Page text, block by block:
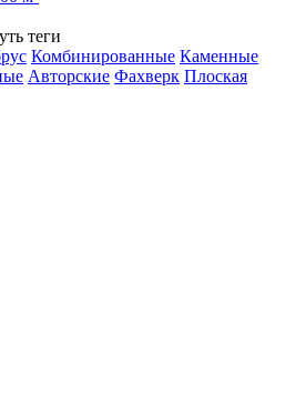
теги
Комбинированные Каменные
Авторские Фахверк Плоская